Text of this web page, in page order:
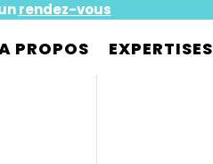
rendez-vous
PROPOS EXPERTISES